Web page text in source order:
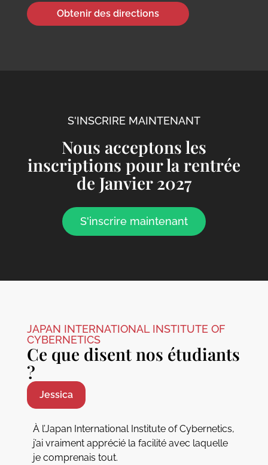
Obtenir des directions
S'INSCRIRE MAINTENANT
Nous acceptons les
inscriptions pour la rentrée
de Janvier 2027
S'inscrire maintenant
JAPAN INTERNATIONAL INSTITUTE OF
CYBERNETICS
Ce que disent nos étudiants
?
Jessica
À l’Japan International Institute of Cybernetics,
j’ai vraiment apprécié la facilité avec laquelle
je comprenais tout.